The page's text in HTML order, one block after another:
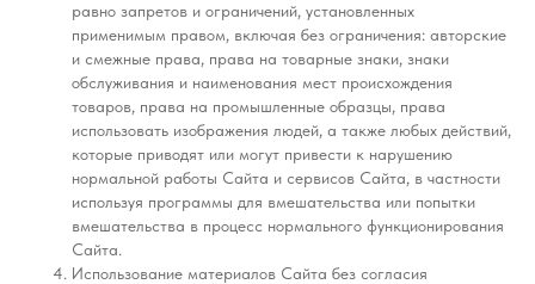
равно запретов и ограничений, установленных
применимым правом, включая без ограничения: авторские
и смежные права, права на товарные знаки, знаки
обслуживания и наименования мест происхождения
товаров, права на промышленные образцы, права
использовать изображения людей, а также любых действий,
которые приводят или могут привести к нарушению
нормальной работы Сайта и сервисов Сайта, в частности
используя программы для вмешательства или попытки
вмешательства в процесс нормального функционирования
Сайта.
Использование материалов Сайта без согласия